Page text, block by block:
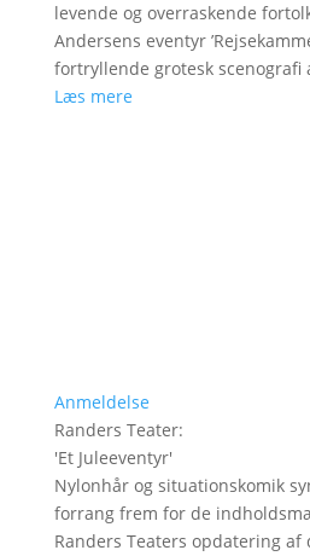
levende og overraskende
Andersens eventyr
fortryllende grotesk scenografi
Læs mere
Anmeldelse
Randers Teater:
'Et Juleeventyr'
Nylonhår og situationskomik
forrang frem for de
Randers Teaters opdatering af